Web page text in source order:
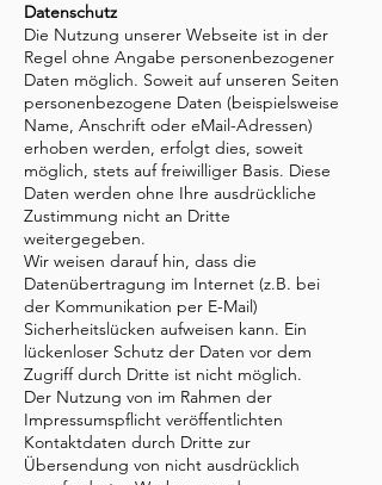
Datenschutz
Die Nutzung unserer Webseite ist in der
Regel ohne Angabe personenbezogener
Daten möglich. Soweit auf unseren Seiten
personenbezogene Daten (beispielsweise
Name, Anschrift oder eMail-Adressen)
erhoben werden, erfolgt dies, soweit
möglich, stets auf freiwilliger Basis. Diese
Daten werden ohne Ihre ausdrückliche
Zustimmung nicht an Dritte
weitergegeben.
Wir weisen darauf hin, dass die
Datenübertragung im Internet (z.B. bei
der Kommunikation per E-Mail)
Sicherheitslücken aufweisen kann. Ein
lückenloser Schutz der Daten vor dem
Zugriff durch Dritte ist nicht möglich.
Der Nutzung von im Rahmen der
Impressumspflicht veröffentlichten
Kontaktdaten durch Dritte zur
Übersendung von nicht ausdrücklich